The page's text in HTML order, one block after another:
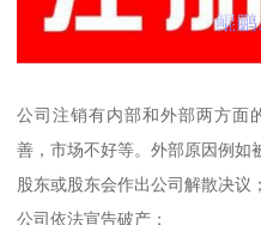
公司注销有内部和外部两方面
善，市场不好等。外部原因例如
股东或股东会作出公司解散决议；
公司依法宣告破产；